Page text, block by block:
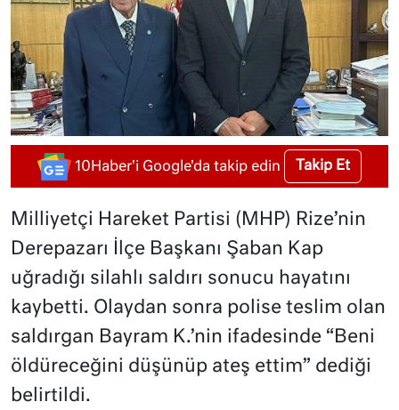
10Haber'i Google'da takip edin Takip Et
Milliyetçi Hareket Partisi (MHP) Rize’nin
Derepazarı İlçe Başkanı Şaban Kap
uğradığı silahlı saldırı sonucu hayatını
kaybetti. Olaydan sonra polise teslim olan
saldırgan Bayram K.’nin ifadesinde “Beni
öldüreceğini düşünüp ateş ettim” dediği
belirtildi.